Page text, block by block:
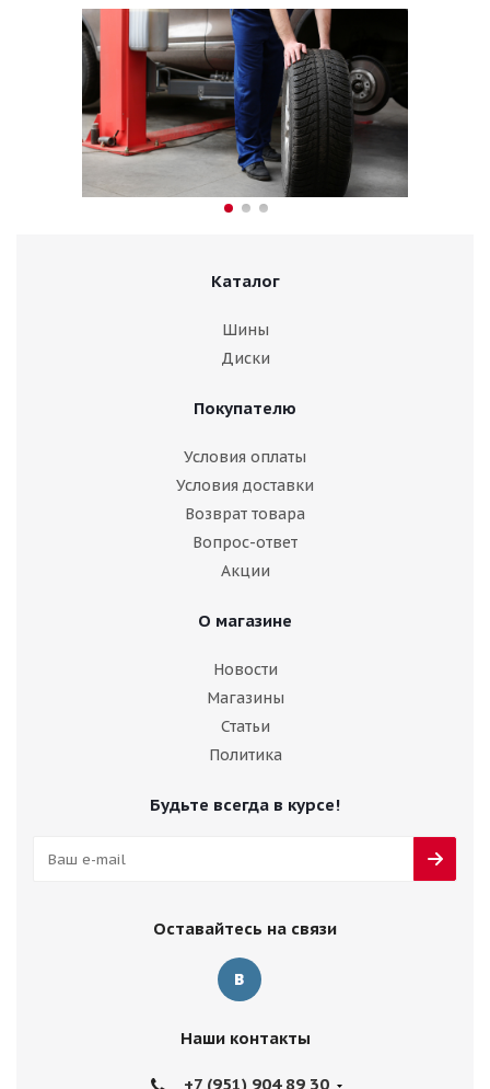
Каталог
Шины
Диски
Покупателю
Условия оплаты
Условия доставки
Возврат товара
Вопрос-ответ
Акции
О магазине
Новости
Магазины
Статьи
Политика
Будьте всегда в курсе!
Оставайтесь на связи
Наши контакты
+7 (951) 904 89 30